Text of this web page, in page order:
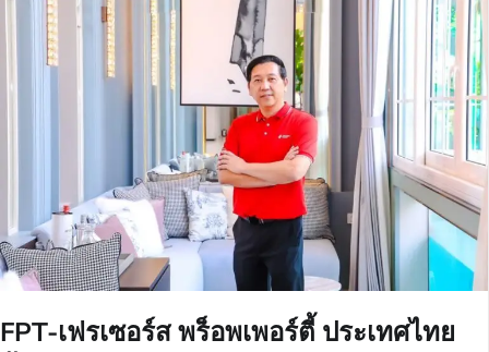
FPT-เฟรเซอร์ส พร็อพเพอร์ตี้ ประเทศไทย